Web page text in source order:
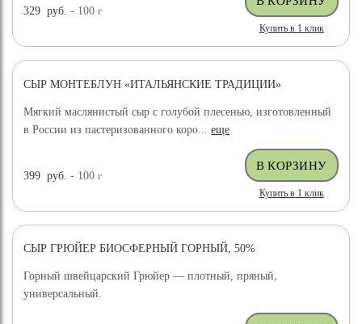
329 руб. - 100г
Купить в 1 клик
СЫР МОНТЕБЛУН «ИТАЛЬЯНСКИЕ ТРАДИЦИИ»
Мягкий маслянистый сыр с голубой плесенью, изготовленный
в России из пастеризованного коро...еще
399 руб. - 100г
Купить в 1 клик
СЫР ГРЮЙЕР БИОСФЕРНЫЙ ГОРНЫЙ, 50%
Горный швейцарский Грюйер — плотный, пряный,
универсальный.